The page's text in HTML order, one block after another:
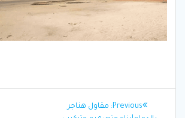
تصفّح
Previous:
Previous
مقاول هناجر